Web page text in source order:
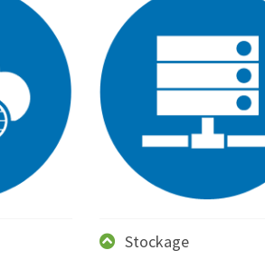
Stockage